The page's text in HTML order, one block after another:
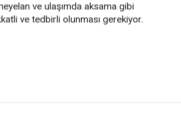
heyelan ve ulaşımda aksama gibi
ve tedbirli olunması gerekiyor.